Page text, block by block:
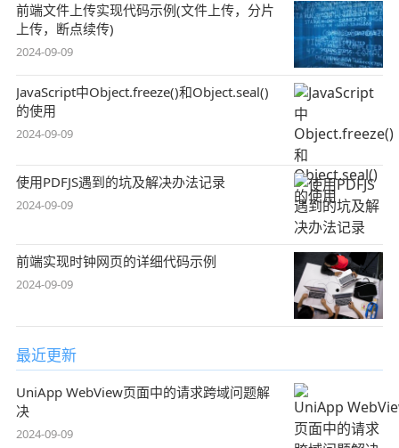
前端文件上传实现代码示例(文件上传，分片
上传，断点续传)
2024-09-09
JavaScript中Object.freeze()和Object.seal()
的使用
2024-09-09
使用PDFJS遇到的坑及解决办法记录
2024-09-09
前端实现时钟网页的详细代码示例
2024-09-09
最近更新
UniApp WebView页面中的请求跨域问题解
决
2024-09-09